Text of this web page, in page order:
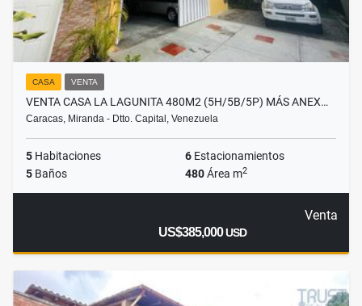
CASA VENTA
VENTA CASA LA LAGUNITA 480M2 (5H/5B/5P) MÁS ANEX…
Caracas, Miranda - Dtto. Capital, Venezuela
5 Habitaciones 6 Estacionamientos
5 Baños 480Área m2
Venta
US$385,000USD